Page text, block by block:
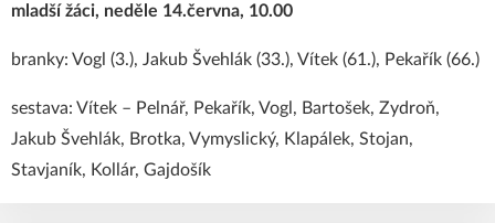
mladší žáci, neděle 14.června, 10.00
branky: Vogl (3.), Jakub Švehlák (33.), Vítek (61.), Pekařík (66.)
sestava: Vítek – Pelnář, Pekařík, Vogl, Bartošek, Zydroň,
Jakub Švehlák, Brotka, Vymyslický, Klapálek, Stojan,
Stavjaník, Kollár, Gajdošík